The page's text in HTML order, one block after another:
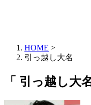
HOME >
引っ越し大名
「 引っ越し大